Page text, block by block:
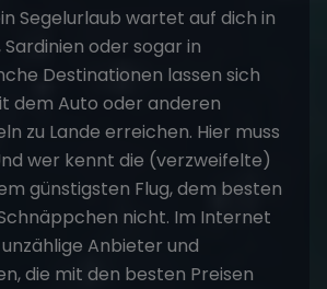
Segelurlaub wartet auf dich in
oder sogar in
Destinationen lassen sich
dem Auto oder anderen
zu Lande erreichen. Hier muss
wer kennt die (verzweifelte)
günstigsten Flug, dem besten
nicht. Im Internet
Anbieter und
die mit den besten Preisen